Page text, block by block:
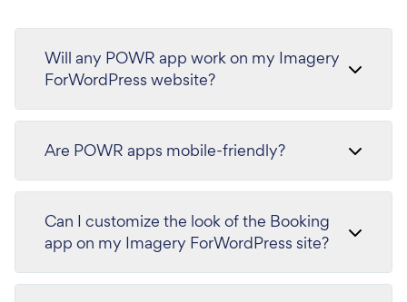
Will any POWR app work on my Imagery
ForWordPress website?
Are POWR apps mobile-friendly?
Can I customize the look of the Booking
app on my Imagery ForWordPress site?